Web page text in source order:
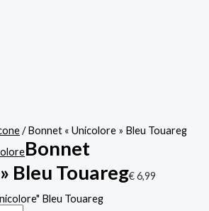
/ Bonnet « Unicolore » Bleu Touareg
Bonnet
Bleu Touareg€6,99
Bleu Touareg